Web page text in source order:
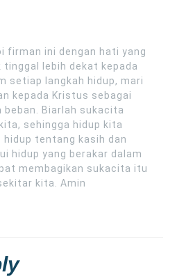
firman ini dengan hati yang
lebih dekat kepada
setiap langkah hidup, mari
kepada Kristus sebagai
Biarlah sukacita
sehingga hidup kita
hidup tentang kasih dan
hidup yang berakar dalam
membagikan sukacita itu
kita. Amin